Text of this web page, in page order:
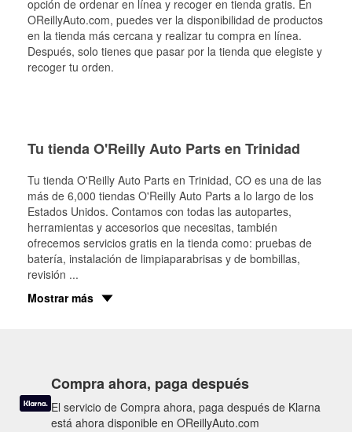
opción de ordenar en línea y recoger en tienda gratis. En
OReillyAuto.com, puedes ver la disponibilidad de productos
en la tienda más cercana y realizar tu compra en línea.
Después, solo tienes que pasar por la tienda que elegiste y
recoger tu orden.
Tu tienda O'Reilly Auto Parts en Trinidad
Tu tienda O'Reilly Auto Parts en Trinidad, CO es una de las
más de 6,000 tiendas O'Reilly Auto Parts a lo largo de los
Estados Unidos. Contamos con todas las autopartes,
herramientas y accesorios que necesitas, también
ofrecemos servicios gratis en la tienda como: pruebas de
batería, instalación de limpiaparabrisas y de bombillas,
revisión ...
Mostrar más
Compra ahora, paga después
El servicio de Compra ahora, paga después de Klarna
está ahora disponible en OReillyAuto.com